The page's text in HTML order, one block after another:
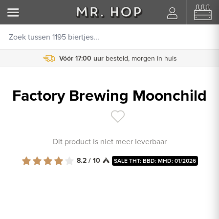
Vóór 17:00 uur besteld, morgen in huis
Factory Brewing Moonchild
Dit product is niet meer leverbaar
8.2 / 10 SALE THT: BBD: MHD: 01/2026